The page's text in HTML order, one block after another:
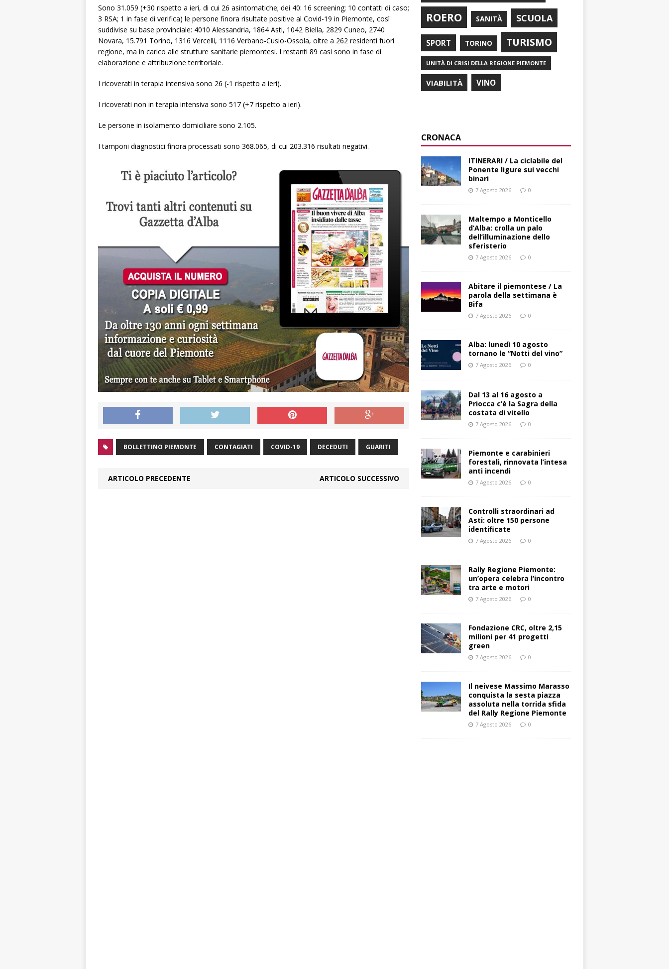
Sono 31.059 (+30 rispetto a ieri, di cui 26 asintomatiche; dei 40: 16 screening; 10 contatti di caso;
3 RSA; 1 in fase di verifica) le persone finora risultate positive al Covid-19 in Piemonte, così
suddivise su base provinciale: 4010 Alessandria, 1864 Asti, 1042 Biella, 2829 Cuneo, 2740
Novara, 15.791 Torino, 1316 Vercelli, 1116 Verbano-Cusio-Ossola, oltre a 262 residenti fuori
regione, ma in carico alle strutture sanitarie piemontesi. I restanti 89 casi sono in fase di
elaborazione e attribuzione territoriale.
I ricoverati in terapia intensiva sono 26 (-1 rispetto a ieri).
I ricoverati non in terapia intensiva sono 517 (+7 rispetto a ieri).
Le persone in isolamento domiciliare sono 2.105.
I tamponi diagnostici finora processati sono 368.065, di cui 203.316 risultati negativi.
BOLLETTINO PIEMONTE CONTAGIATI COVID-19 DECEDUTI GUARITI
ARTICOLO PRECEDENTE ARTICOLO SUCCESSIVO
ROERO SANITÀ SCUOLA
SPORT TORINO TURISMO
UNITÀ DI CRISI DELLA REGIONE PIEMONTE
VIABILITÀ VINO
CRONACA
ITINERARI / La ciclabile del
Ponente ligure sui vecchi
binari
7 Agosto 2026 0
Maltempo a Monticello
d’Alba: crolla un palo
dell’illuminazione dello
sferisterio
7 Agosto 2026 0
Abitare il piemontese / La
parola della settimana è
Bifa
7 Agosto 2026 0
Alba: lunedì 10 agosto
tornano le “Notti del vino”
7 Agosto 2026 0
Dal 13 al 16 agosto a
Priocca c’è la Sagra della
costata di vitello
7 Agosto 2026 0
Piemonte e carabinieri
forestali, rinnovata l’intesa
anti incendi
7 Agosto 2026 0
Controlli straordinari ad
Asti: oltre 150 persone
identificate
7 Agosto 2026 0
Rally Regione Piemonte:
un’opera celebra l’incontro
tra arte e motori
7 Agosto 2026 0
Fondazione CRC, oltre 2,15
milioni per 41 progetti
green
7 Agosto 2026 0
Il neivese Massimo Marasso
conquista la sesta piazza
assoluta nella torrida sfida
del Rally Regione Piemonte
7 Agosto 2026 0